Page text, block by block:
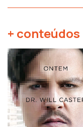
+ conteúdos